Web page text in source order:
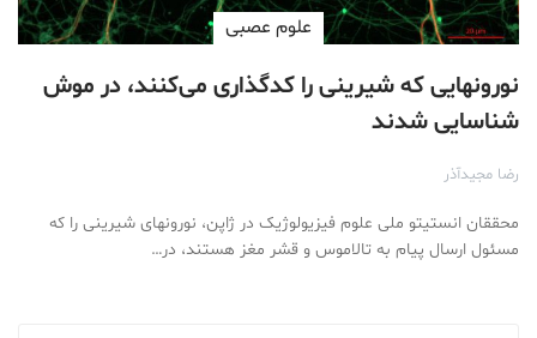
علوم عصبی
نورونهایی که شیرینی را کدگذاری می‌کنند، در موش
شناسایی شدند
رضا مجیدآذر
محققان انستیتو ملی علوم فیزیولوژیک در ژاپن، نورونهای شیرینی را که
مسئول ارسال پیام به تالاموس و قشر مغز هستند، در…